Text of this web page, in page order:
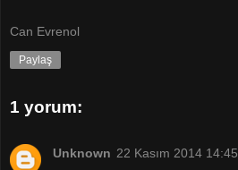
Can Evrenol
Paylaş
1 yorum:
Unknown 22 Kasım 2014 14:45